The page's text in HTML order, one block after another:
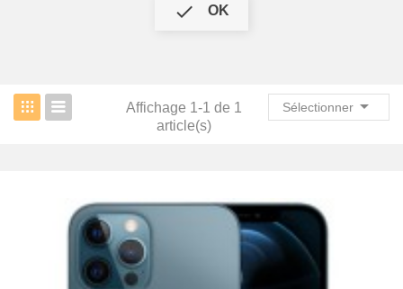
 OK
Sélectionner 
Affichage 1-1 de 1
article(s)